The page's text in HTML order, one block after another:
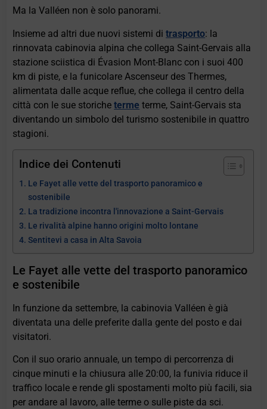
Ma la Valléen non è solo panorami.
Insieme ad altri due nuovi sistemi ditrasporto: la
rinnovata cabinovia alpina che collega Saint-Gervais alla
stazione sciistica di Évasion Mont-Blanc con i suoi 400
km di piste, e la funicolare Ascenseur des Thermes,
alimentata dalle acque reflue, che collega il centro della
città con le sue storicheterme terme, Saint-Gervais sta
diventando un simbolo del turismo sostenibile in quattro
stagioni.
Indice dei Contenuti
Le Fayet alle vette del trasporto panoramico e
sostenibile
La tradizione incontra l'innovazione a Saint-Gervais
Le rivalità alpine hanno origini molto lontane
Sentitevi a casa in Alta Savoia
Le Fayet alle vette del trasporto panoramico
e sostenibile
In funzione da settembre, la cabinovia Valléen è già
diventata una delle preferite dalla gente del posto e dai
visitatori.
Con il suo orario annuale, un tempo di percorrenza di
cinque minuti e la chiusura alle 20:00, la funivia riduce il
traffico locale e rende gli spostamenti molto più facili, sia
per andare al lavoro, alle terme o sulle piste da sci.